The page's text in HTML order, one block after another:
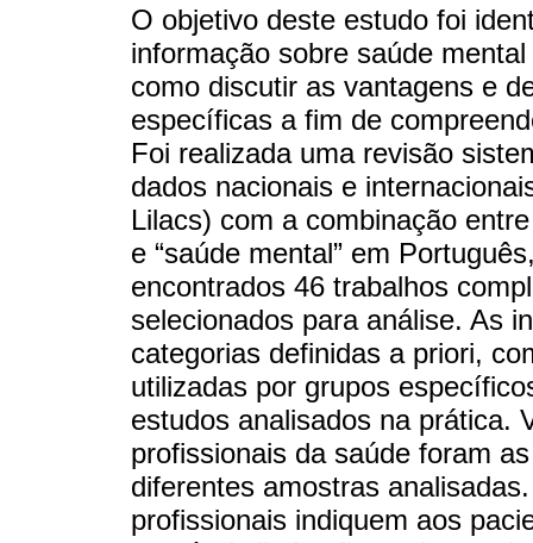
O objetivo deste estudo foi
informação sobre saúde
como discutir as vantagens e
específicas a fim de
Foi realizada uma revisão
dados nacionais e
Lilacs) com a combinação
e “saúde mental” em
encontrados 46 trabalhos
selecionados para análise. As
categorias definidas a priori,
utilizadas por grupos
estudos analisados na prática.
profissionais da saúde foram
diferentes amostras
profissionais indiquem aos